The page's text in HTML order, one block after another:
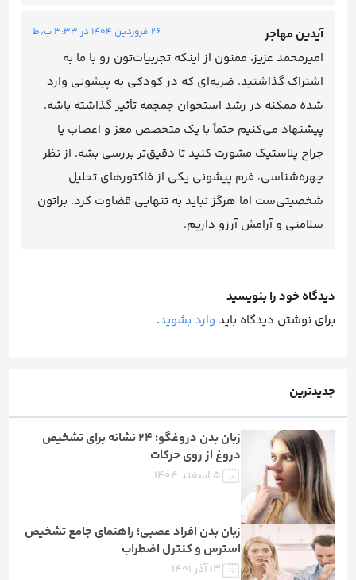
آیدین مهاجر ۲۶ فروردین ۱۴۰۴ در ۳:۳۳ ب٫ظ
امیرمحمد عزیز، ممنون از اینکه تجربیات‌تون رو با ما به
اشتراک گذاشتید. ضربه‌ای که در کودکی به پیشونی وارد
شده ممکنه در رشد استخوان جمجمه تأثیر گذاشته باشه.
پیشنهاد می‌کنیم حتماً با یک متخصص مغز و اعصاب یا
جراح پلاستیک مشورت کنید تا دقیق‌تر بررسی بشه. از نظر
چهره‌شناسی، فرم پیشونی یکی از فاکتورهای تحلیل
شخصیتی‌ست اما هرگز نباید به تنهایی قضاوت کرد. براتون
سلامتی و آرامش آرزو داریم.
دیدگاه خود را بنویسید
برای نوشتن دیدگاه باید وارد بشوید.
جدیدترین
زبان بدن دروغگو؛ 24 نشانه‌ برای تشخیص
دروغ از روی حرکات
۵ اسفند ۱۴۰۴
زبان بدن افراد عصبی؛ راهنمای جامع تشخیص
استرس و کنترل اضطراب
۱۳ آذر ۱۴۰۱